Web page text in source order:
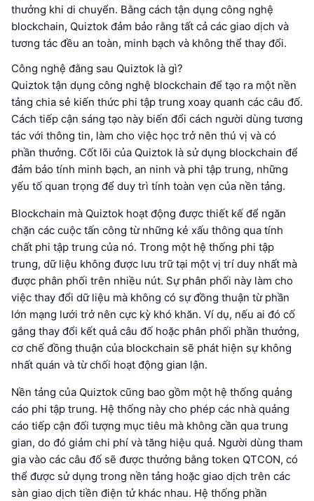
thưởng khi di chuyển. Bằng cách tận dụng công nghệ
blockchain, Quiztok đảm bảo rằng tất cả các giao dịch và
tương tác đều an toàn, minh bạch và không thể thay đổi.
Công nghệ đằng sau Quiztok là gì?
Quiztok tận dụng công nghệ blockchain để tạo ra một nền
tảng chia sẻ kiến thức phi tập trung xoay quanh các câu đố.
Cách tiếp cận sáng tạo này biến đổi cách người dùng tương
tác với thông tin, làm cho việc học trở nên thú vị và có
phần thưởng. Cốt lõi của Quiztok là sử dụng blockchain để
đảm bảo tính minh bạch, an ninh và phi tập trung, những
yếu tố quan trọng để duy trì tính toàn vẹn của nền tảng.
Blockchain mà Quiztok hoạt động được thiết kế để ngăn
chặn các cuộc tấn công từ những kẻ xấu thông qua tính
chất phi tập trung của nó. Trong một hệ thống phi tập
trung, dữ liệu không được lưu trữ tại một vị trí duy nhất mà
được phân phối trên nhiều nút. Sự phân phối này làm cho
việc thay đổi dữ liệu mà không có sự đồng thuận từ phần
lớn mạng lưới trở nên cực kỳ khó khăn. Ví dụ, nếu ai đó cố
gắng thay đổi kết quả câu đố hoặc phân phối phần thưởng,
cơ chế đồng thuận của blockchain sẽ phát hiện sự không
nhất quán và từ chối hoạt động gian lận.
Nền tảng của Quiztok cũng bao gồm một hệ thống quảng
cáo phi tập trung. Hệ thống này cho phép các nhà quảng
cáo tiếp cận đối tượng mục tiêu mà không cần qua trung
gian, do đó giảm chi phí và tăng hiệu quả. Người dùng tham
gia vào các câu đố sẽ được thưởng bằng token QTCON, có
thể được sử dụng trong nền tảng hoặc giao dịch trên các
sàn giao dịch tiền điện tử khác nhau. Hệ thống phần